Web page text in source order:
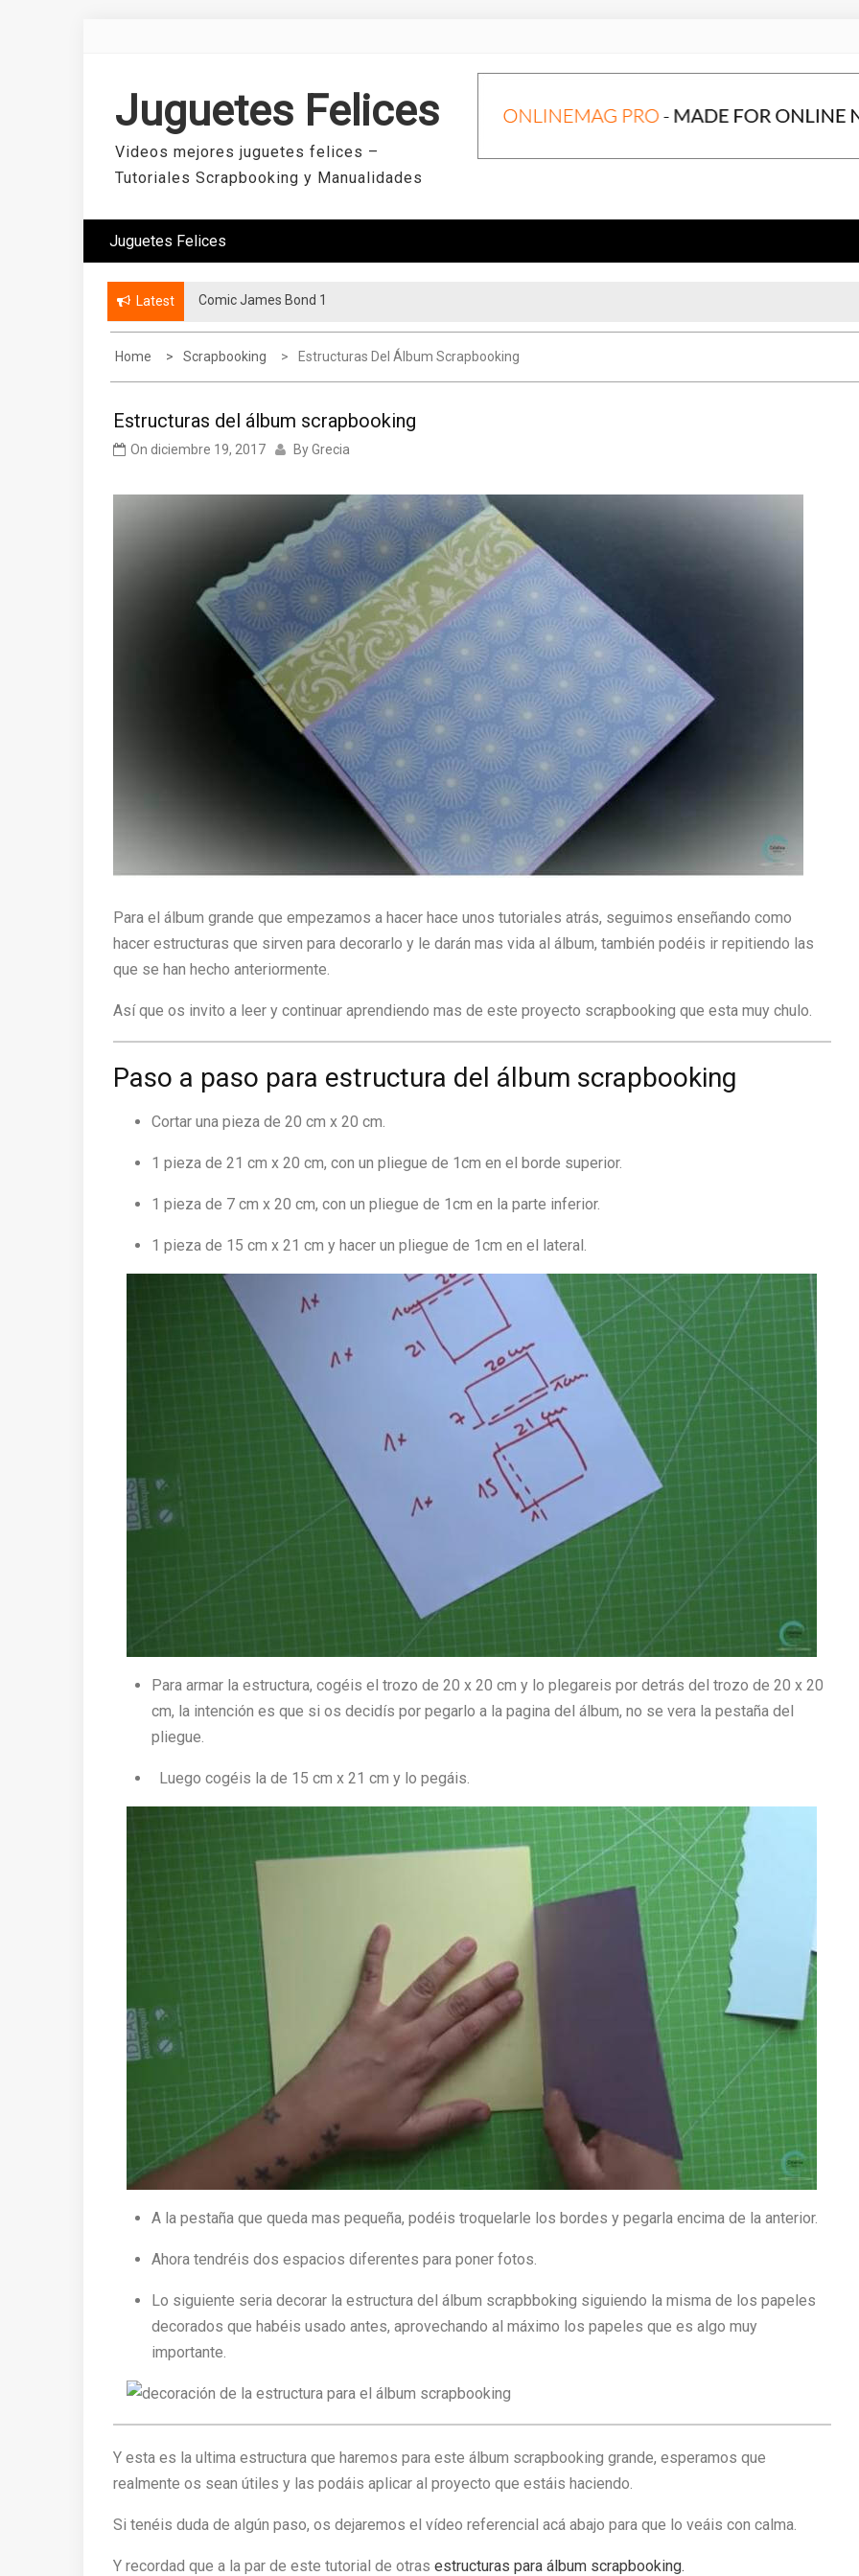
Juguetes Felices
Videos mejores juguetes felices –
Tutoriales Scrapbooking y Manualidades
Juguetes Felices
Latest Comic James Bond 1
Mini álbum con dos hojas
Home Scrapbooking Estructuras Del Álbum Scrapbooking
Estructuras del álbum scrapbooking
On diciembre 19, 2017 ByGrecia
Para el álbum grande que empezamos a hacer hace unos tutoriales atrás, seguimos enseñando como
hacer estructuras que sirven para decorarlo y le darán mas vida al álbum, también podéis ir repitiendo las
que se han hecho anteriormente.
Así que os invito a leer y continuar aprendiendo mas de este proyecto scrapbooking que esta muy chulo.
Paso a paso para estructura del álbum scrapbooking
Cortar una pieza de 20 cm x 20 cm.
1 pieza de 21 cm x 20 cm, con un pliegue de 1cm en el borde superior.
1 pieza de 7 cm x 20 cm, con un pliegue de 1cm en la parte inferior.
1 pieza de 15 cm x 21 cm y hacer un pliegue de 1cm en el lateral.
Para armar la estructura, cogéis el trozo de 20 x 20 cm y lo plegareis por detrás del trozo de 20 x 20
cm, la intención es que si os decidís por pegarlo a la pagina del álbum, no se vera la pestaña del
pliegue.
Luego cogéis la de 15 cm x 21 cm y lo pegáis.
A la pestaña que queda mas pequeña, podéis troquelarle los bordes y pegarla encima de la anterior.
Ahora tendréis dos espacios diferentes para poner fotos.
Lo siguiente seria decorar la estructura del álbum scrapbboking siguiendo la misma de los papeles
decorados que habéis usado antes, aprovechando al máximo los papeles que es algo muy
importante.
Y esta es la ultima estructura que haremos para este álbum scrapbooking grande, esperamos que
realmente os sean útiles y las podáis aplicar al proyecto que estáis haciendo.
Si tenéis duda de algún paso, os dejaremos el vídeo referencial acá abajo para que lo veáis con calma.
Y recordad que a la par de este tutorial de otras estructuras para álbum scrapbooking.